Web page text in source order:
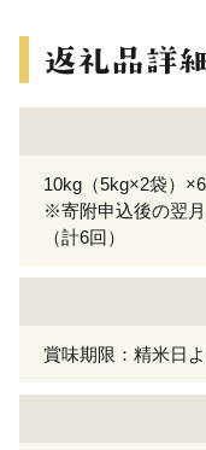
10kg（5kg×2袋）
※寄附申込後の翌月
（計6回）
賞味期限：精米日